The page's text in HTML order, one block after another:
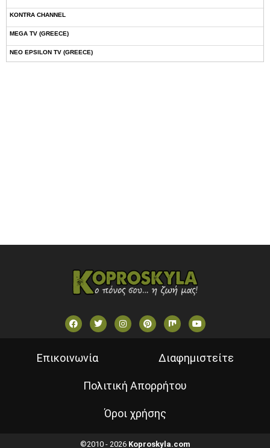
KONTRA CHANNEL
MEGA TV (GREECE)
NEO EPSILON TV (GREECE)
Επικοινωνία Διαφημιστείτε
Πολιτική Απορρήτου
Όροι χρήσης
©2010 - 2026 Koproskyla.com